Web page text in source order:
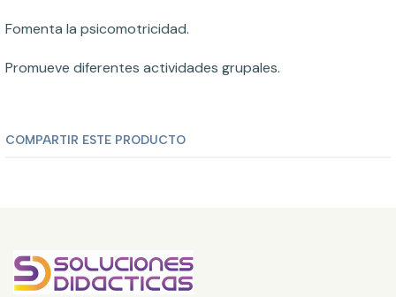
Fomenta la psicomotricidad.
Promueve diferentes actividades grupales.
COMPARTIR ESTE PRODUCTO